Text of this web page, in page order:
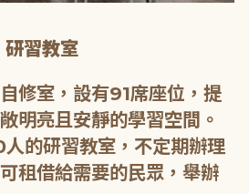
研習教室
修室，設有91席座位，提
明亮且安靜的學習空間。
的研習教室，不定期辦理
租借給需要的民眾，舉辦